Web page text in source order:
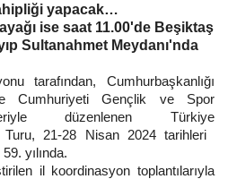
yapacak…
ise saat 11.00'de Beşiktaş
Sultanahmet Meydanı'nda
tarafından, Cumhurbaşkanlığı
Cumhuriyeti Gençlik ve Spor
düzenlenen Türkiye
Turu, 21-28 Nisan 2024 tarihleri
yılında.
il koordinasyon toplantılarıyla